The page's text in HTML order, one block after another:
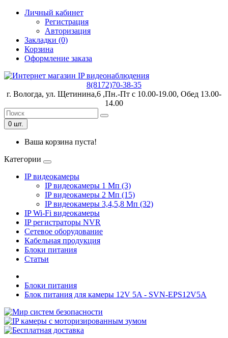
Личный кабинет
Регистрация
Авторизация
Закладки (0)
Корзина
Оформление заказа
8(8172)70-38-35
г. Вологда, ул. Щетинина,6 ,Пн.-Пт с 10.00-19.00, Обед 13.00-
14.00
0 шт.
Ваша корзина пуста!
Категории
IP видеокамеры
IP видеокамеры 1 Мп (3)
IP видеокамеры 2 Мп (15)
IP видеокамеры 3,4,5,8 Мп (32)
IP Wi-Fi видеокамеры
IP регистраторы NVR
Сетевое оборудование
Кабельная продукция
Блоки питания
Статьи
Блоки питания
Блок питания для камеры 12V 5A - SVN-EPS12V5A